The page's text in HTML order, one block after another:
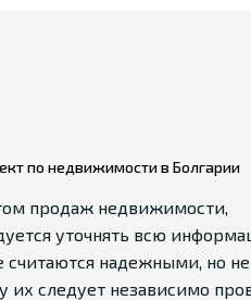
по недвижимости в Болгарии
продаж недвижимости,
уточнять всю
надежными, но не
их следует независимо